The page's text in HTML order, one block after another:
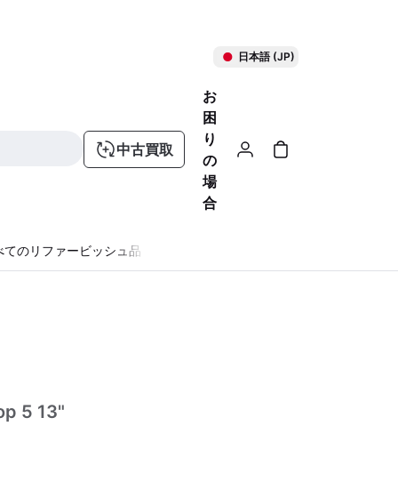
日本語 (JP)
中古買取
お
困
り
の
場
合
てのリファービッシュ品
5 13"